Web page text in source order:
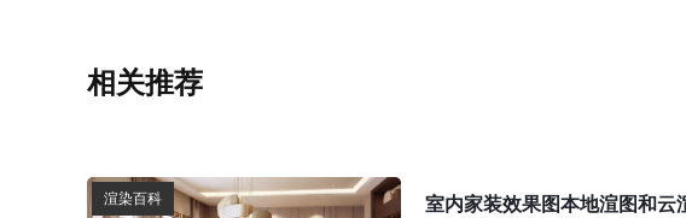
相关推荐
渲染百科 室内家装效果图本地渲图和云